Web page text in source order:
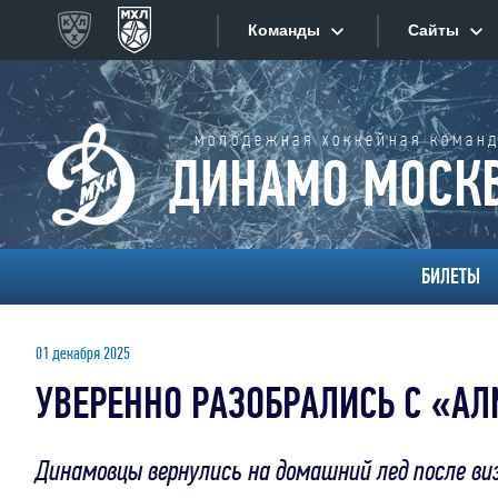
Команды
Конференция «Запад»
Дивизион Золотой
Академия Михайлова
Алмаз
МХК Динамо-М
Сайты
Сайты
молодежная хоккейная
ДИНАМО
БИЛЕТЫ
01 декабря 2025
УВЕРЕННО РАЗОБРАЛИСЬ С
Динамовцы вернулись на домашний лед после